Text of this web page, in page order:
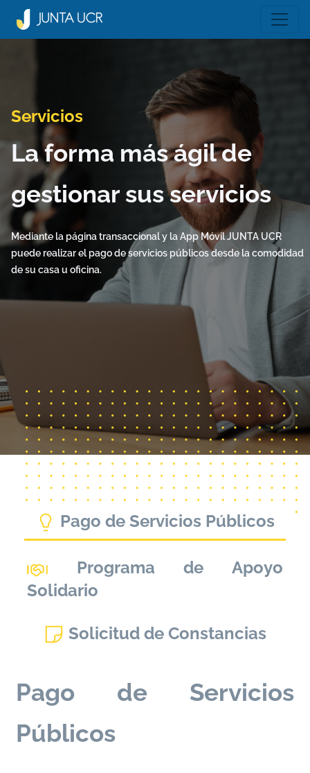
Servicios
La forma más ágil de
gestionar sus servicios
Mediante la página transaccional y la App Móvil JUNTA UCR
puede realizar el pago de servicios públicos desde la comodidad
de su casa u oficina.
Pago de Servicios Públicos
Programa de Apoyo
Solidario
Solicitud de Constancias
Pago de Servicios
Públicos